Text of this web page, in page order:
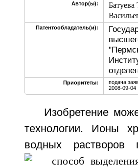
Автор(ы):
Патентообладатель(и):
Приоритеты:
подача
2008-09-04
Изобретение
технологии. Ионы
водных растворов